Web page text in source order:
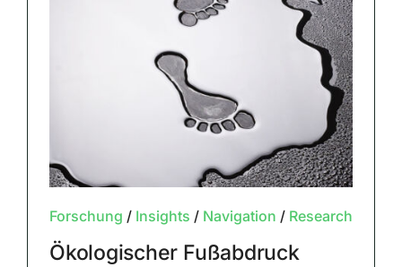
Forschung / Insights / Navigation / Research
Ökologischer Fußabdruck